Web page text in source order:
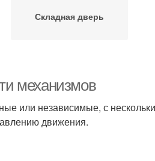
Складная дверь
механизмов
или независимые, с
движения.